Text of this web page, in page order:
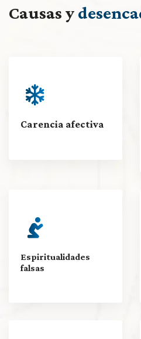
Causas y
Carencia afectiva
Espiritualidades
falsas